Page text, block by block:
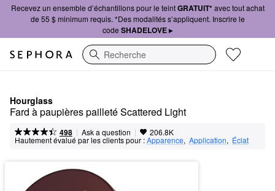
Recevez un ensemble d’échantillons pour le teintGRATUIT*avec tout achat
de 55 $ minimum requis. *Des modalités s’appliquent. Inscrire le
code SHADELOVE ▸
Recherche
Hourglass
Fard à paupières pailleté Scattered Light
498 | Ask a question | 206.8K
Hautement évalué par les clients pour :Apparence, Application, Éclat